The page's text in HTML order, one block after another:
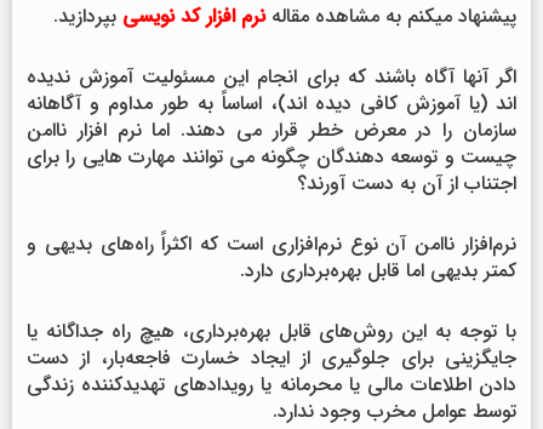
پیشنهاد میکنم به مشاهده مقالهنرم افزار کد نویسی بپردازید.
اگر آنها آگاه باشند که برای انجام این مسئولیت آموزش ندیده
اند (یا آموزش کافی دیده اند)، اساساً به طور مداوم و آگاهانه
سازمان را در معرض خطر قرار می دهند. اما نرم افزار ناامن
چیست و توسعه دهندگان چگونه می توانند مهارت هایی را برای
اجتناب از آن به دست آورند؟
نرم‌افزار ناامن آن نوع نرم‌افزاری است که اکثراً راه‌های بدیهی و
کمتر بدیهی اما قابل بهره‌برداری دارد.
با توجه به این روش‌های قابل بهره‌برداری، هیچ راه جداگانه یا
جایگزینی برای جلوگیری از ایجاد خسارت فاجعه‌بار، از دست
دادن اطلاعات مالی یا محرمانه یا رویدادهای تهدیدکننده زندگی
توسط عوامل مخرب وجود ندارد.